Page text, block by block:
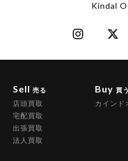
Kindal
Sell売る
店頭買取
宅配買取
出張買取
法人買取
Buy 買う
カインド